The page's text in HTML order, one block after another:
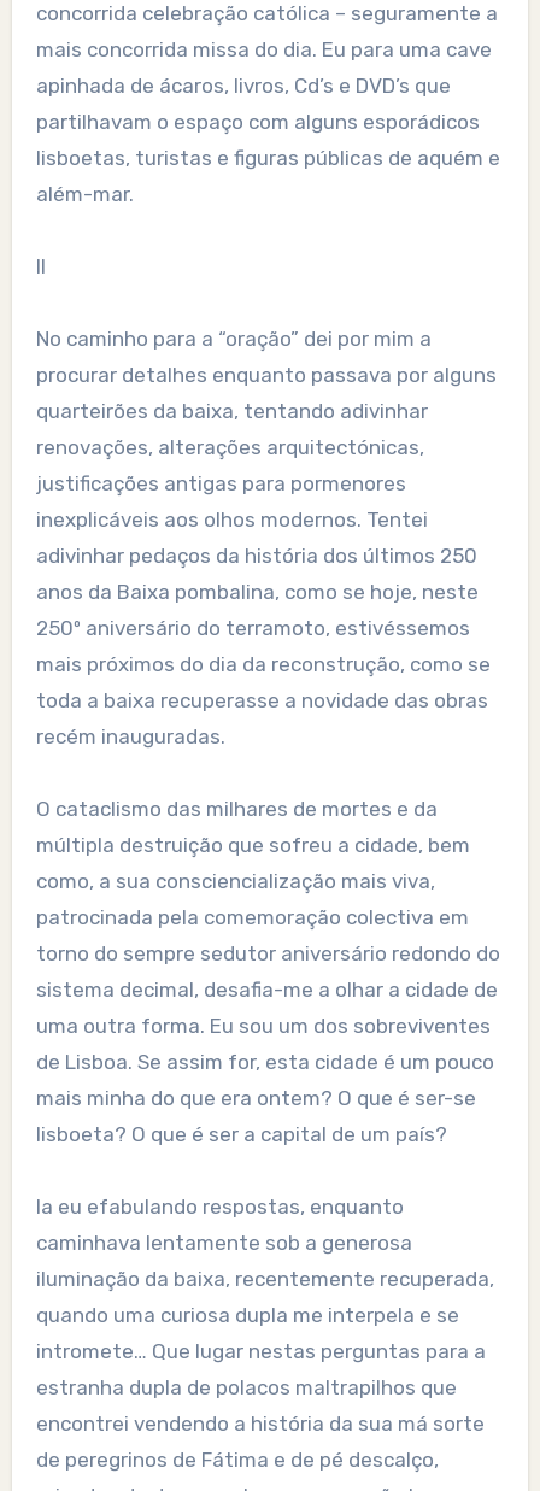
concorrida celebração católica – seguramente a
mais concorrida missa do dia. Eu para uma cave
apinhada de ácaros, livros, Cd’s e DVD’s que
partilhavam o espaço com alguns esporádicos
lisboetas, turistas e figuras públicas de aquém e
além-mar.
II
No caminho para a “oração” dei por mim a
procurar detalhes enquanto passava por alguns
quarteirões da baixa, tentando adivinhar
renovações, alterações arquitectónicas,
justificações antigas para pormenores
inexplicáveis aos olhos modernos. Tentei
adivinhar pedaços da história dos últimos 250
anos da Baixa pombalina, como se hoje, neste
250º aniversário do terramoto, estivéssemos
mais próximos do dia da reconstrução, como se
toda a baixa recuperasse a novidade das obras
recém inauguradas.
O cataclismo das milhares de mortes e da
múltipla destruição que sofreu a cidade, bem
como, a sua consciencialização mais viva,
patrocinada pela comemoração colectiva em
torno do sempre sedutor aniversário redondo do
sistema decimal, desafia-me a olhar a cidade de
uma outra forma. Eu sou um dos sobreviventes
de Lisboa. Se assim for, esta cidade é um pouco
mais minha do que era ontem? O que é ser-se
lisboeta? O que é ser a capital de um país?
Ia eu efabulando respostas, enquanto
caminhava lentamente sob a generosa
iluminação da baixa, recentemente recuperada,
quando uma curiosa dupla me interpela e se
intromete… Que lugar nestas perguntas para a
estranha dupla de polacos maltrapilhos que
encontrei vendendo a história da sua má sorte
de peregrinos de Fátima e de pé descalço,